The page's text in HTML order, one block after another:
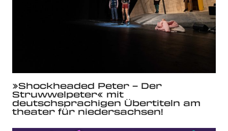
»Shockheaded Peter – Der
Struwwelpeter« mit
deutschsprachigen Übertiteln am
theater für niedersachsen!